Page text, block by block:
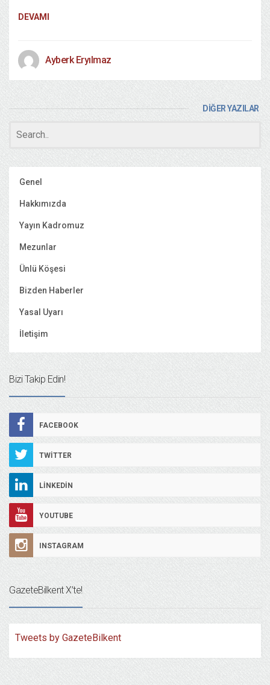
DEVAMI
Ayberk Eryılmaz
DİĞER YAZILAR
Genel
Hakkımızda
Yayın Kadromuz
Mezunlar
Ünlü Köşesi
Bizden Haberler
Yasal Uyarı
İletişim
Bizi Takip Edin!
FACEBOOK
TWITTER
LINKEDIN
YOUTUBE
INSTAGRAM
GazeteBilkent X’te!
Tweets by GazeteBilkent